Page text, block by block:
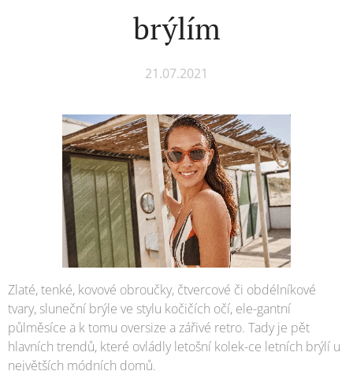
brýlím
21.07.2021
Zlaté, tenké, kovové obroučky, čtvercové či obdélníkové
tvary, sluneční brýle ve stylu kočičích očí, ele-gantní
půlměsíce a k tomu oversize a zářivé retro. Tady je pět
hlavních trendů, které ovládly letošní kolek-ce letních brýlí u
největších módních domů.